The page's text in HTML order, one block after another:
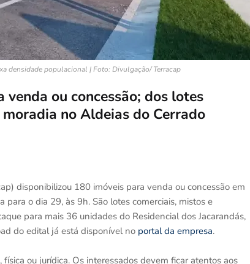
densidade populacional | Foto: Divulgação/ Terracap
ou concessão; dos lotes
no Aldeias do Cerrado
disponibilizou 180 imóveis para venda ou concessão em
o dia 29, às 9h. São lotes comerciais, mistos e
para mais 36 unidades do Residencial dos Jacarandás,
do edital já está disponível no portal da empresa.
ou jurídica. Os interessados devem ficar atentos aos